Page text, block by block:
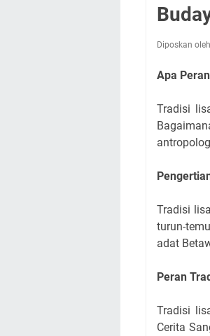
Diposkan
Apa
Tradisi
Tradisi
turun-
adat
Peran
Tradisi
Cerita